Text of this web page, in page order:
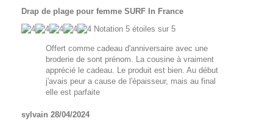
Drap de plage pour femme SURF In France
Notation 5 étoiles sur 5
Offert comme cadeau d'anniversaire avec une
broderie de sont prénom. La cousine à vraiment
apprécié le cadeau. Le produit est bien. Au début
j'avais peur a cause de l'épaisseur, mais au final
elle est parfaite
sylvain 28/04/2024